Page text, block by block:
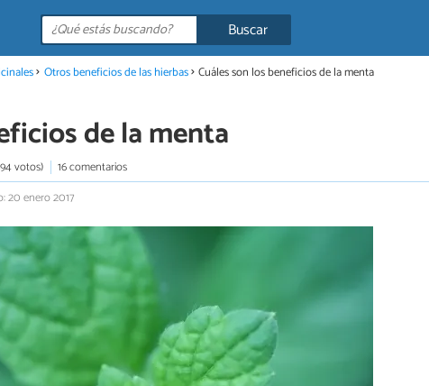
Buscar
Otros beneficios de las hierbas Cuáles son los beneficios de la menta
de la menta
votos)
16 comentarios
20 enero 2017